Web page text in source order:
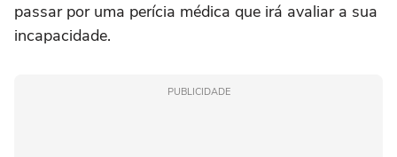
passar por uma perícia médica que irá avaliar a sua
incapacidade.
PUBLICIDADE